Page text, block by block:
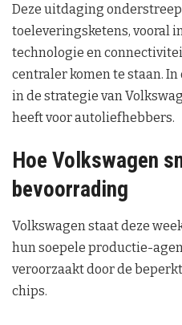
Deze uitdaging
toeleveringsketens, vooral
technologie en
centraler komen te staan.
in de strategie van
heeft voor autoliefhebbers.
Hoe Volkswagen
bevoorrading
Volkswagen staat deze
hun soepele productie-
veroorzaakt door de
chips.